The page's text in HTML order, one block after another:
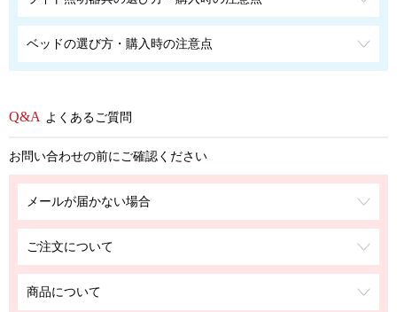
ベッドの選び方・購入時の注意点
よくあるご質問
お問い合わせの前にご確認ください
メールが届かない場合
ご注文について
商品について